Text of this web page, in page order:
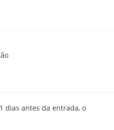
dias antes da entrada, o